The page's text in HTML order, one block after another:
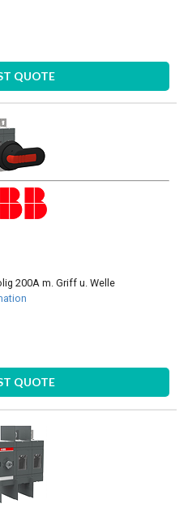
QUOTE
200A m. Griff u. Welle
QUOTE